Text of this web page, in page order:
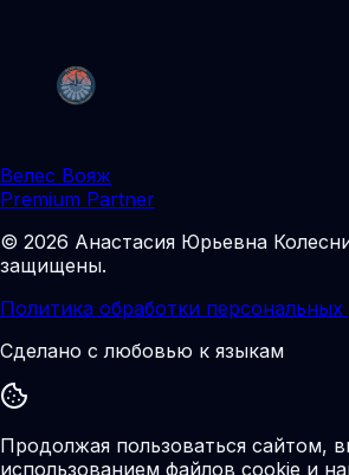
Велес Вояж
Premium Partner
© 2026 Анастасия Юрьевна
защищены.
Политика обработки
Сделано с любовью к языкам
Продолжая пользоваться сайтом,
использованием файлов cookie и